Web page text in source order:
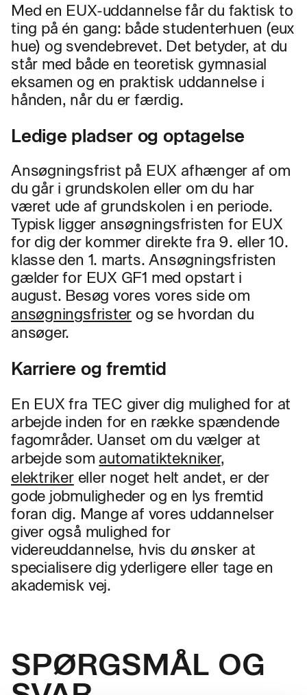
Med en EUX-uddannelse får du faktisk to
ting på én gang: både studenterhuen (eux
hue) og svendebrevet. Det betyder, at du
står med både en teoretisk gymnasial
eksamen og en praktisk uddannelse i
hånden, når du er færdig.
Ledige pladser og optagelse
Ansøgningsfrist på EUX afhænger af om
du går i grundskolen eller om du har
været ude af grundskolen i en periode.
Typisk ligger ansøgningsfristen for EUX
for dig der kommer direkte fra 9. eller 10.
klasse den 1. marts. Ansøgningsfristen
gælder for EUX GF1 med opstart i
august. Besøg vores vores side om
ansøgningsfrister og se hvordan du
ansøger.
Karriere og fremtid
En EUX fra TEC giver dig mulighed for at
arbejde inden for en række spændende
fagområder. Uanset om du vælger at
arbejde som automatiktekniker,
elektrikereller noget helt andet, er der
gode jobmuligheder og en lys fremtid
foran dig. Mange af vores uddannelser
giver også mulighed for
videreuddannelse, hvis du ønsker at
specialisere dig yderligere eller tage en
akademisk vej.
SPØRGSMÅL OG